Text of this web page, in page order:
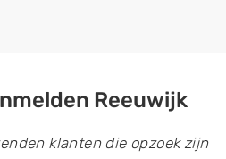
Reeuwijk
klanten die opzoek zijn